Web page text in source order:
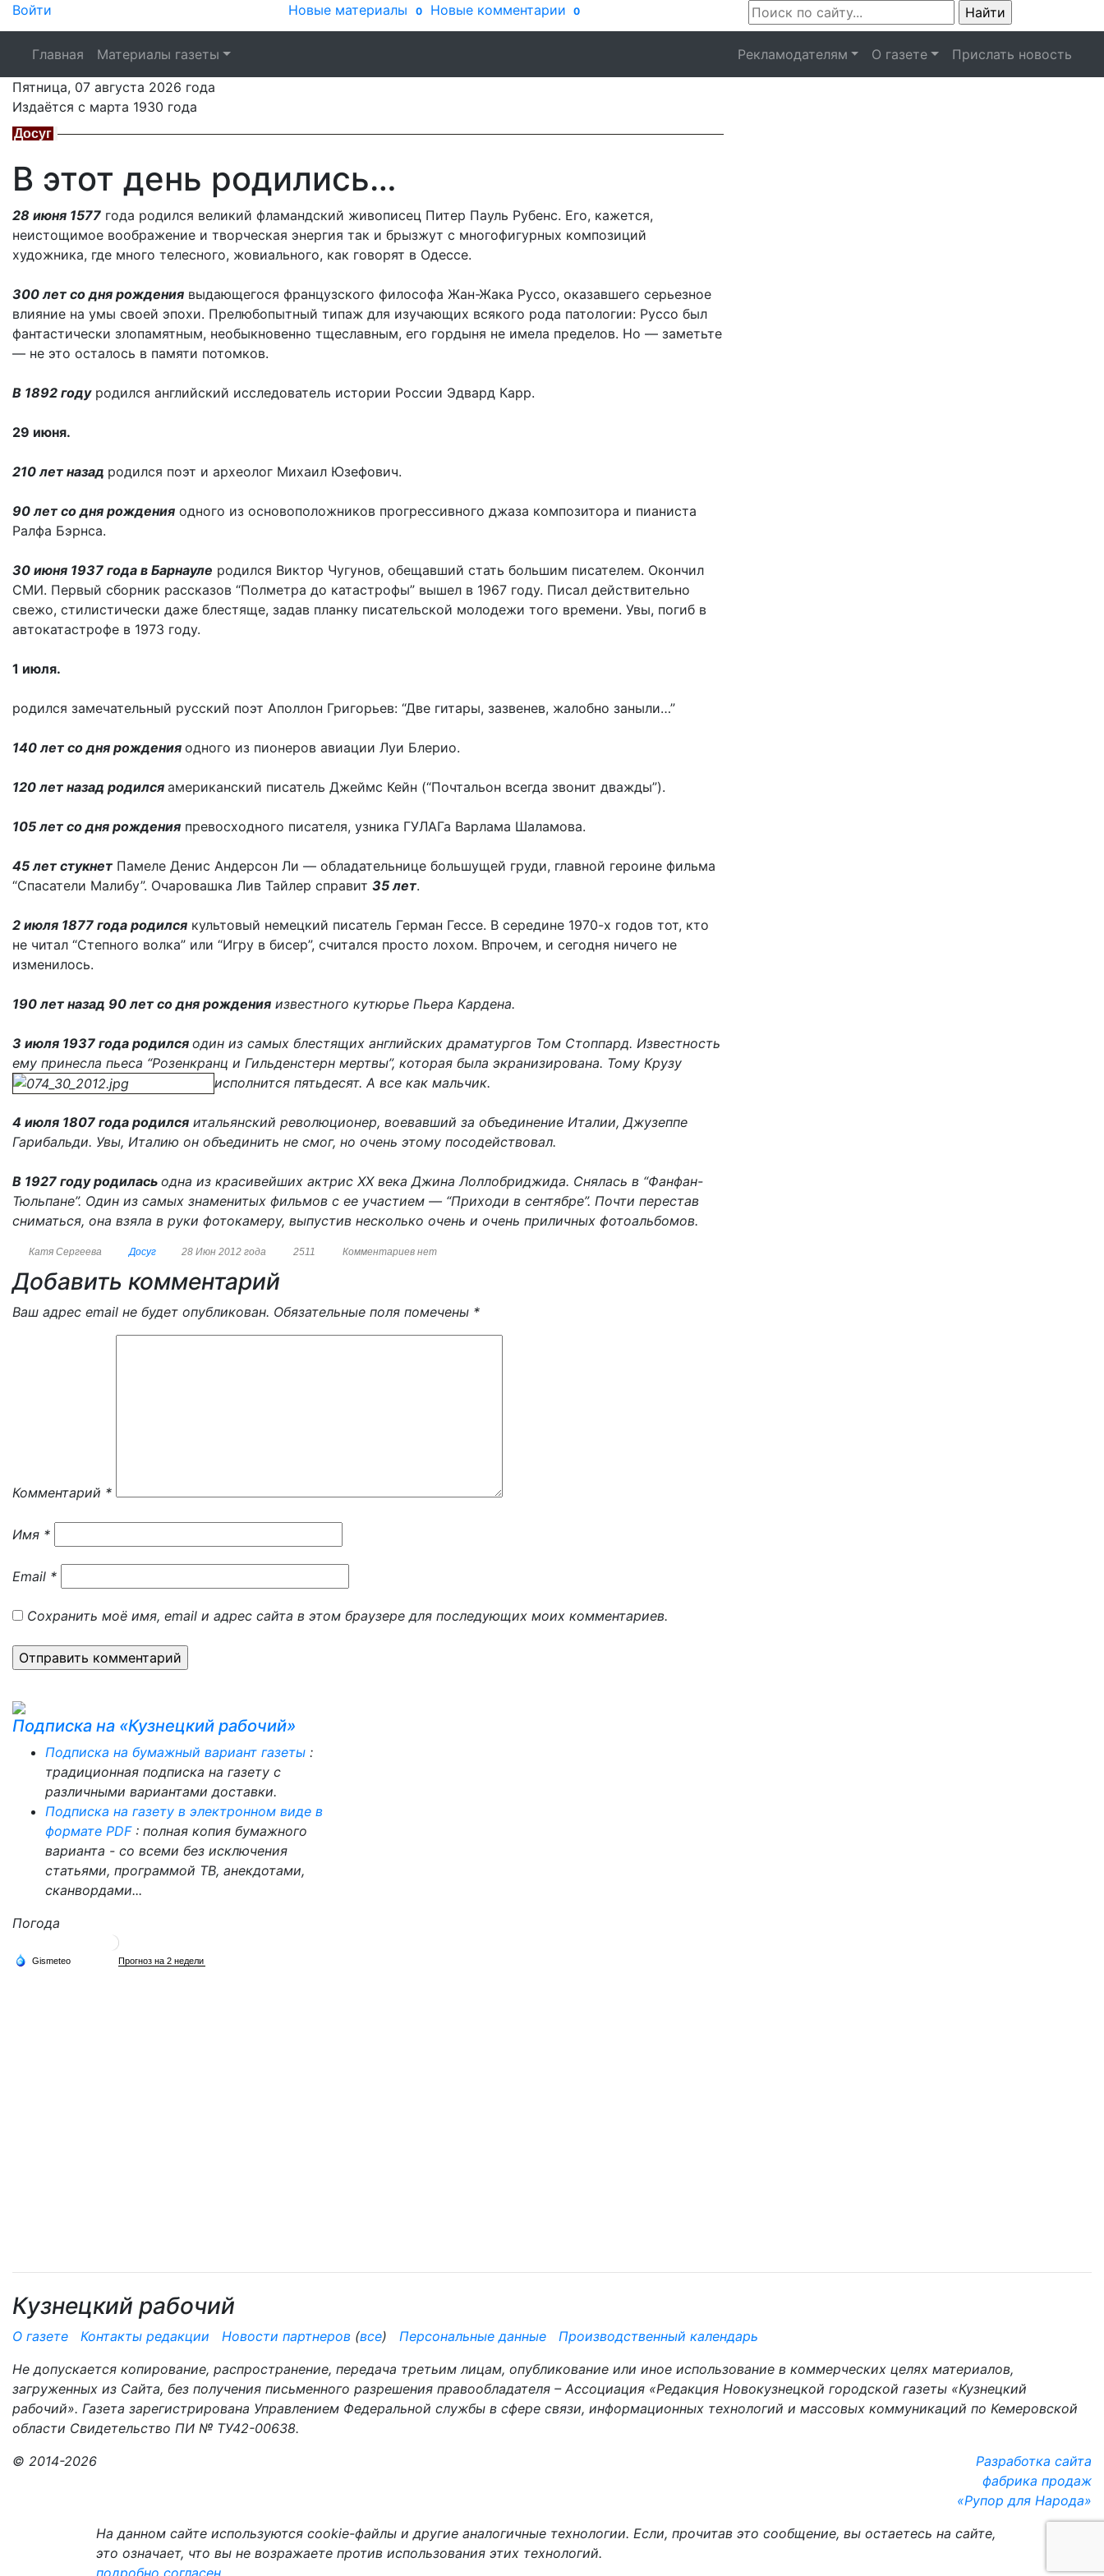
Войти Новые материалы 0 Новые комментарии 0
Главная Материалы газеты Рекламодателям О газете
Прислать новость
Пятница, 07 августа 2026 года
Издаётся с марта 1930 года
Досуг
В этот день родились…
28 июня 1577 года родился великий фламандский живописец Питер Пауль Рубенс. Его, кажется,
неистощимое воображение и творческая энергия так и брызжут с многофигурных композиций
художника, где много телесного, жовиального, как говорят в Одессе.
300 лет со дня рождения выдающегося французского философа Жан-Жака Руссо, оказавшего серьезное
влияние на умы своей эпохи. Прелюбопытный типаж для изучающих всякого рода патологии: Руссо был
фантастически злопамятным, необыкновенно тщеславным, его гордыня не имела пределов. Но — заметьте
— не это осталось в памяти потомков.
В 1892 годуродился английский исследователь истории России Эдвард Карр.
29 июня.
210 лет назад родился поэт и археолог Михаил Юзефович.
90 лет со дня рождения одного из основоположников прогрессивного джаза композитора и пианиста
Ралфа Бэрнса.
30 июня 1937 года в Барнауле родился Виктор Чугунов, обещавший стать большим писателем. Окончил
СМИ. Первый сборник рассказов “Полметра до катастрофы” вышел в 1967 году. Писал действительно
свежо, стилистически даже блестяще, задав планку писательской молодежи того времени. Увы, погиб в
автокатастрофе в 1973 году.
1 июля.
родился замечательный русский поэт Аполлон Григорьев: “Две гитары, зазвенев, жалобно заныли…”
140 лет со дня рождения одного из пионеров авиации Луи Блерио.
120 лет назад родился американский писатель Джеймс Кейн (“Почтальон всегда звонит дважды”).
105 лет со дня рождения превосходного писателя, узника ГУЛАГа Варлама Шаламова.
45 лет стукнет Памеле Денис Андерсон Ли — обладательнице большущей груди, главной героине фильма
“Спасатели Малибу”. Очаровашка Лив Тайлер справит 35 лет.
2 июля 1877 года родился культовый немецкий писатель Герман Гессе. В середине 1970-х годов тот, кто
не читал “Степного волка” или “Игру в бисер”, считался просто лохом. Впрочем, и сегодня ничего не
изменилось.
190 лет назад 90 лет со дня рождения известного кутюрье Пьера Кардена.
3 июля 1937 года родился один из самых блестящих английских драматургов Том Стоппард. Известность
ему принесла пьеса “Розенкранц и Гильденстерн мертвы”, которая была экранизирована. Тому Крузу
исполнится пятьдесят. А все как мальчик.
4 июля 1807 года родился итальянский революционер, воевавший за объединение Италии, Джузеппе
Гарибальди. Увы, Италию он объединить не смог, но очень этому посодействовал.
В 1927 году родилась одна из красивейших актрис ХХ века Джина Лоллобриджида. Снялась в “Фанфан-
Тюльпане”. Один из самых знаменитых фильмов с ее участием — “Приходи в сентябре”. Почти перестав
сниматься, она взяла в руки фотокамеру, выпустив несколько очень и очень приличных фотоальбомов.
Катя Сергеева Досуг 28 Июн 2012 года 2511 Комментариев нет
Добавить комментарий
Ваш адрес email не будет опубликован. Обязательные поля помечены *
Комментарий *
Имя *
Email *
Сохранить моё имя, email и адрес сайта в этом браузере для последующих моих комментариев.
Подписка на «Кузнецкий рабочий»
Подписка на бумажный вариант газеты :
традиционная подписка на газету с
различными вариантами доставки.
Подписка на газету в электронном виде в
формате PDF : полная копия бумажного
варианта - со всеми без исключения
статьями, программой ТВ, анекдотами,
сканвордами...
Погода
Кузнецкий рабочий
О газете Контакты редакции Новости партнеров (все) Персональные данные
Производственный календарь
Не допускается копирование, распространение, передача третьим лицам, опубликование или иное использование в коммерческих целях материалов,
загруженных из Сайта, без получения письменного разрешения правообладателя – Ассоциация «Редакция Новокузнецкой городской газеты «Кузнецкий
рабочий». Газета зарегистрирована Управлением Федеральной службы в сфере связи, информационных технологий и массовых коммуникаций по Кемеровской
области Свидетельство ПИ № ТУ42-00638.
© 2014-2026
Разработка сайта
фабрика продаж
«Рупор для Народа»
На данном сайте используются cookie-файлы и другие аналогичные технологии. Если, прочитав это сообщение, вы остаетесь на сайте,
это означает, что вы не возражаете против использования этих технологий.
подробно согласен